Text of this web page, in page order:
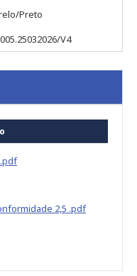
Preto
V4
2,5 .pdf